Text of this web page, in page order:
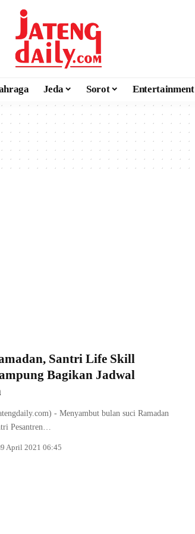
Jeda Sorot Entertainment
Santri Life Skill
Bagikan Jadwal
- Menyambut bulan suci Ramadan
Pesantren…
9 April 2021 06:45